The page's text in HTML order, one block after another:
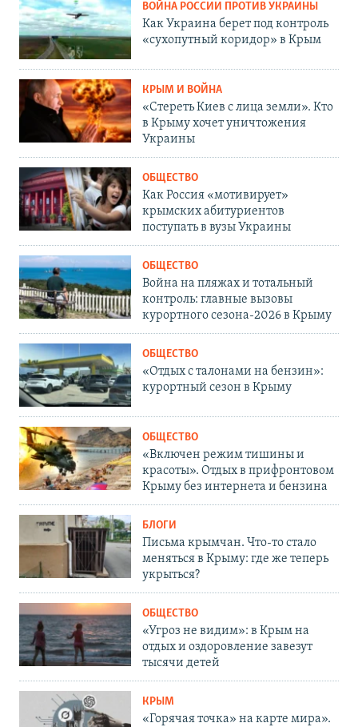
ВОЙНА РОССИИ ПРОТИВ УКРАИНЫ
Как Украина берет под контроль
«сухопутный коридор» в Крым
КРЫМ И ВОЙНА
«Стереть Киев с лица земли». Кто
в Крыму хочет уничтожения
Украины
ОБЩЕСТВО
Как Россия «мотивирует»
крымских абитуриентов
поступать в вузы Украины
ОБЩЕСТВО
Война на пляжах и тотальный
контроль: главные вызовы
курортного сезона-2026 в Крыму
ОБЩЕСТВО
«Отдых с талонами на бензин»:
курортный сезон в Крыму
ОБЩЕСТВО
«Включен режим тишины и
красоты». Отдых в прифронтовом
Крыму без интернета и бензина
БЛОГИ
Письма крымчан. Что-то стало
меняться в Крыму: где же теперь
укрыться?
ОБЩЕСТВО
«Угроз не видим»: в Крым на
отдых и оздоровление завезут
тысячи детей
КРЫМ
«Горячая точка» на карте мира».